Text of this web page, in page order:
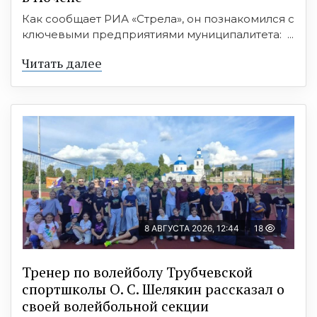
Как сообщает РИА «Стрела», он познакомился с
ключевыми предприятиями муниципалитета: ...
Читать далее
8 АВГУСТА 2026, 12:44 18
Тренер по волейболу Трубчевской
спортшколы О. С. Шелякин рассказал о
своей волейбольной секции